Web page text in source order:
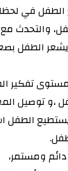
الطفل في
والتحدث
الطفل
تفكير
،و توصيل
الطفل